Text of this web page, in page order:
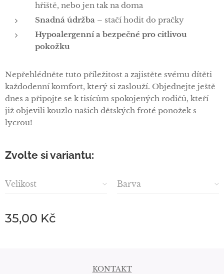
hřiště, nebo jen tak na doma
Snadná údržba – stačí hodit do pračky
Hypoalergenní a bezpečné pro citlivou
pokožku
Nepřehlédněte tuto příležitost a zajistěte svému dítěti
každodenní komfort, který si zaslouží. Objednejte ještě
dnes a připojte se k tisícům spokojených rodičů, kteří
již objevili kouzlo našich dětských froté ponožek s
lycrou!
Zvolte si variantu:
Velikost Barva
35,00 Kč
KONTAKT